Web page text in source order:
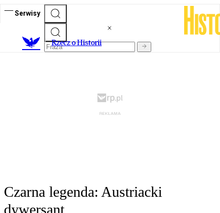
Serwisy
Rzecz o Historii
Czarna legenda: Austriacki
dywersant